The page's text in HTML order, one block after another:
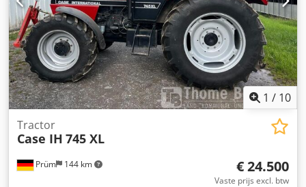
1 / 10
Prüm 144 km
Tractor
Case IH 745 XL
€ 24.500
Vaste prijs excl. btw